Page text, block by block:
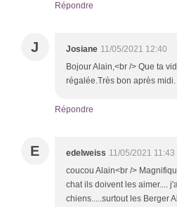
Répondre
J Josiane 11/05/2021 12:40
Bojour Alain,<br /> Que ta
régalée.Très bon après
Répondre
E edelweiss 11/05/2021 11:43
coucou Alain<br />
chat ils doivent les aimer....
chiens.....surtout les Berger